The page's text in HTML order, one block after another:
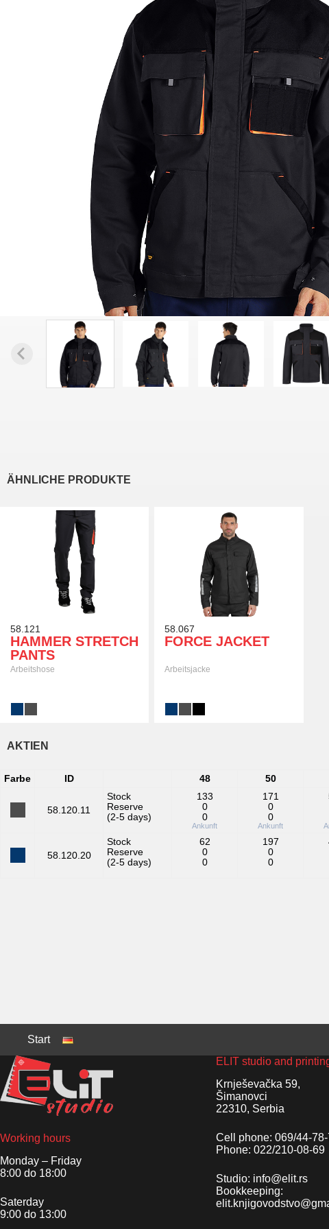
ÄHNLICHE PRODUKTE
58.121
HAMMER STRETCH
PANTS
Arbeitshose
58.067
FORCE JACKET
Arbeitsjacke
AKTIEN
Farbe ID 48 50
58.120.11
Stock
Reserve
(2-5 days)
133
0
0
Ankunft
171
0
0
Ankunft
58.120.20
Stock
Reserve
(2-5 days)
62
0
0
197
0
0
Start
Working hours
Monday – Friday
8:00 do 18:00
Saterday
9:00 do 13:00
ELIT studio and
Krnješevačka 59,
Šimanovci
22310, Serbia
Cell phone: 069/44-
Phone: 022/210-08-69
Studio: info@elit.rs
Bookkeeping: